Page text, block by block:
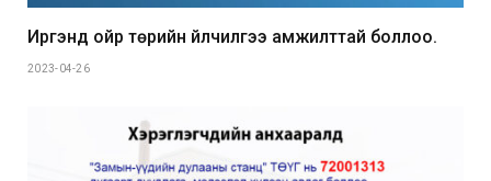
Иргэнд ойр төрийн үйлчилгээ амжилттай боллоо.
2023-04-26